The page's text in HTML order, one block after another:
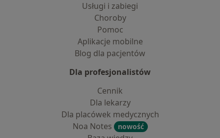
Usługi i zabiegi
Choroby
Pomoc
Aplikacje mobilne
Blog dla pacjentów
Dla profesjonalistów
Cennik
Dla lekarzy
Dla placówek medycznych
Noa Notes
nowość